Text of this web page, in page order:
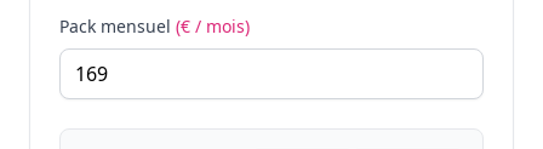
Pack mensuel (€ / mois)